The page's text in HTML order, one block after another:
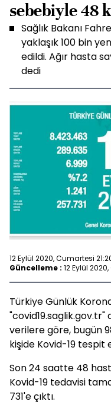
sebebiyle 48
Sağlık Bakanı
yaklaşık 100 bin
edildi. Ağır hasta
dedi
12 Eylül 2020, Cumartesi
Güncelleme : 12 Eylül
Türkiye Günlük
"covid19.saglik.gov.tr"
verilere göre, bugün
kişide Kovid-19 tespit
Son 24 saatte 48
Kovid-19 tedavisi
731'e çıktı.